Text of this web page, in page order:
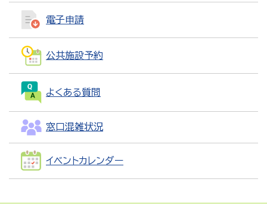
電子申請
公共施設予約
よくある質問
窓口混雑状況
イベントカレンダー